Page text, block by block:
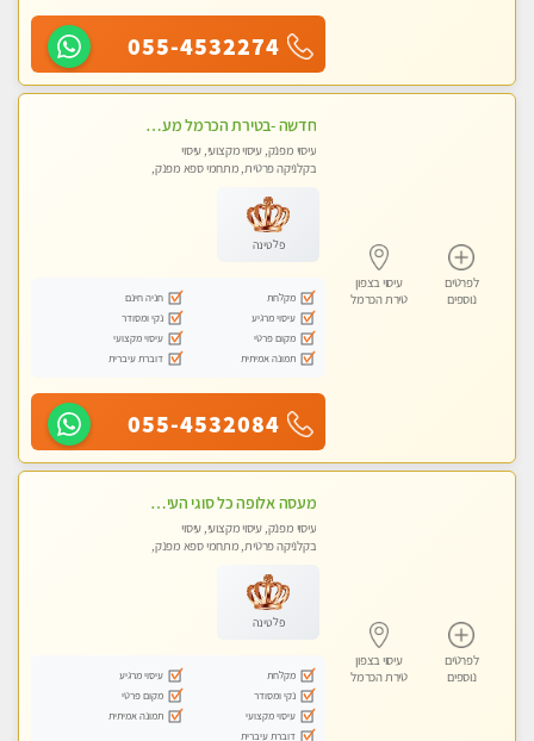
055-4532274
לפרטים
נוספים
עיסוי בצפון
טירת הכרמל
חדשה -בטירת הכרמל מעסה איכותית מפנקת ומקצועית עיסוי חלומי ..... בקריות
עיסוי מפנק, עיסוי מקצועי, עיסוי
בקלניקה פרטית, מתחמי ספא מפנק,
פלטינה
מקלחת
חניה חינם
עיסוי מרגיע
נקי ומסודר
מקום פרטי
עיסוי מקצועי
תמונה אמיתית
דוברת עיברית
055-4532084
לפרטים
נוספים
עיסוי בצפון
טירת הכרמל
מעסה אלופה כל סוגי העיסויים מעסה מקצועית ואיכותית פרטי!!
עיסוי מפנק, עיסוי מקצועי, עיסוי
בקלניקה פרטית, מתחמי ספא מפנק,
פלטינה
מקלחת
עיסוי מרגיע
נקי ומסודר
מקום פרטי
עיסוי מקצועי
תמונה אמיתית
דוברת עיברית